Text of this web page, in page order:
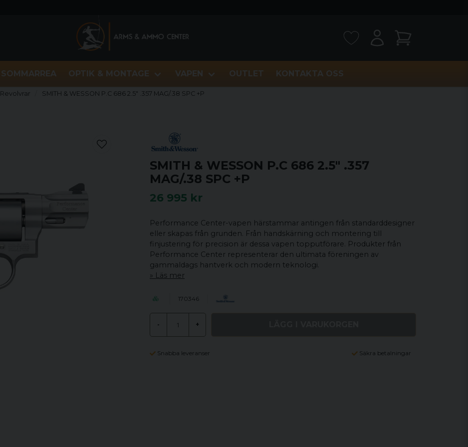
SOMMARREA OPTIK & MONTAGE VAPEN OUTLET KONTAKTA OSS
Revolvrar SMITH & WESSON P.C 686 2.5" .357 MAG/.38 SPC +P
SMITH & WESSON P.C 686 2.5" .357
MAG/.38 SPC +P
26 995 kr
Performance Center-vapen härstammar antingen från standarddesigner
eller skapas från grunden. Från handskärning och montering till
finjustering för precision är dessa vapen topputförare. Produkter från
Performance Center representerar den ultimata föreningen av
gammaldags hantverk och modern teknologi.
Läs mer
170346
- +
Snabba leveranser Säkra betalningar